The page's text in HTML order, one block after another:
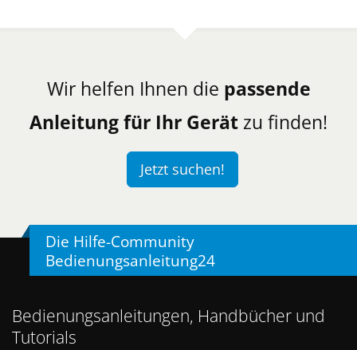
Wir helfen Ihnen die passende
Anleitung für Ihr Gerät zu finden!
Jetzt suchen!
Die Hilfe-Community
Bedienungsanleitung24
Bedienungsanleitungen, Handbücher und
Tutorials